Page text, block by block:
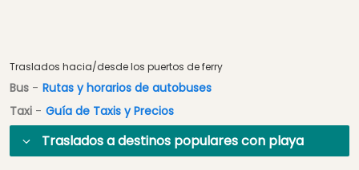
Traslados hacia/desde los puertos de ferry
Bus - Rutas y horarios de autobuses
Taxi - Guía de Taxis y Precios
Traslados a destinos populares con playa